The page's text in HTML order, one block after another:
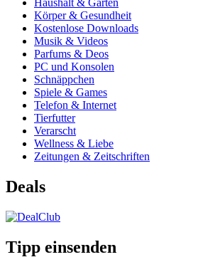
Haushalt & Garten
Körper & Gesundheit
Kostenlose Downloads
Musik & Videos
Parfums & Deos
PC und Konsolen
Schnäppchen
Spiele & Games
Telefon & Internet
Tierfutter
Verarscht
Wellness & Liebe
Zeitungen & Zeitschriften
Deals
Tipp einsenden